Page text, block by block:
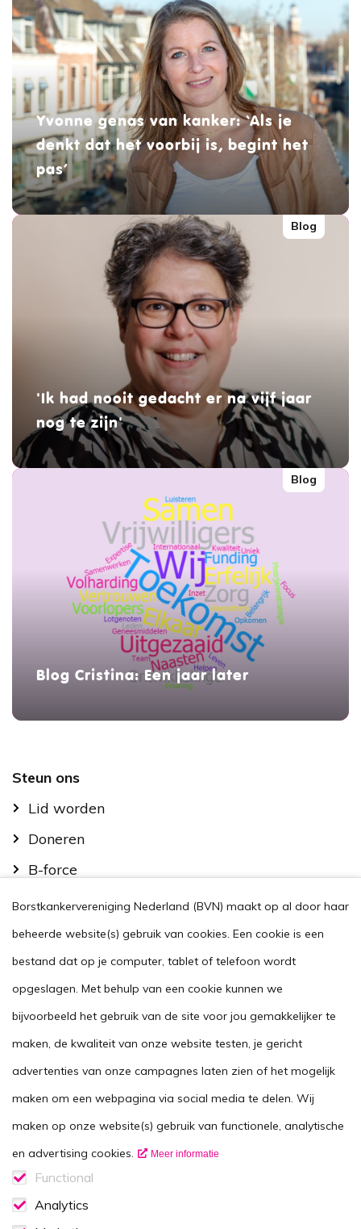
Yvonne genas van kanker: ‘Als je
denkt dat het voorbij is, begint het
pas’
Blog
'Ik had nooit gedacht er na vijf jaar
nog te zijn'
Blog
Blog Cristina: Een jaar later
Footer
Steun ons
Lid worden
Doneren
B-force
Kom in actie
Handig
Stel je vraag
Agenda
Voor zorgverleners
This website in another language
Contactgegevens
Vacatures
Disclaimer
Borstkankervereniging Nederland (BVN) maakt op al door haar
beheerde website(s) gebruik van cookies. Een cookie is een
bestand dat op je computer, tablet of telefoon wordt
opgeslagen. Met behulp van een cookie kunnen we
bijvoorbeeld het gebruik van de site voor jou gemakkelijker te
maken, de kwaliteit van onze website testen, je gericht
advertenties van onze campagnes laten zien of het mogelijk
maken om een webpagina via social media te delen. Wij
maken op onze website(s) gebruik van functionele, analytische
en advertising cookies.
Meer informatie
Functional
Functionele cookies
Analytics